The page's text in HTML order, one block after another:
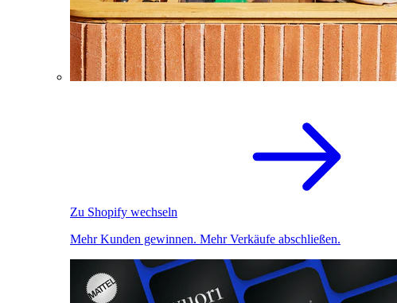
Zu Shopify wechseln
Mehr Kunden gewinnen. Mehr Verkäufe abschließen.